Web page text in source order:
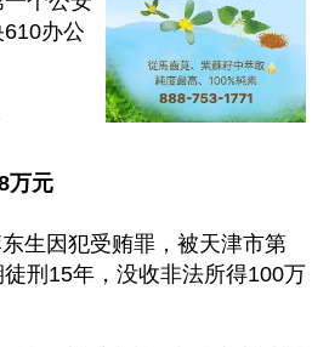
办公
万元
生因犯受贿罪，被天津市第
刑15年，没收非法所得100万